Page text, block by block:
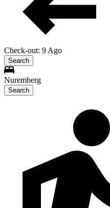
Check-out: 9 Ago
Search
Nuremberg
Search